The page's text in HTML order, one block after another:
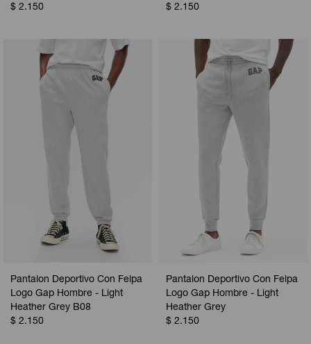
$ 2.150
$ 2.150
Pantalon Deportivo Con Felpa
Logo Gap Hombre - Light
Heather Grey B08
$ 2.150
Pantalon Deportivo Con Felpa
Logo Gap Hombre - Light
Heather Grey
$ 2.150